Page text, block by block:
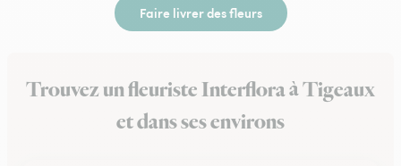
Faire livrer des fleurs
Trouvez un fleuriste Interflora à Tigeaux
et dans ses environs